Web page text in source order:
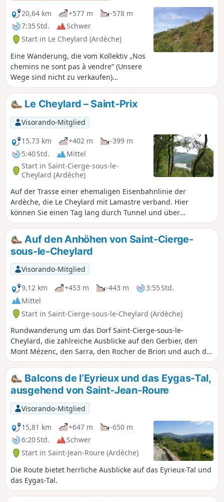
20,64 km
+577 m
-578 m
7:35 Std.
Schwer
Start in Le Cheylard (Ardèche)
Eine Wanderung, die vom Kollektiv „Nos
chemins ne sont pas à vendre” (Unsere
Wege sind nicht zu verkaufen)
vorgeschlagen wird. Sehr schöne
Tageswanderung auf einem Südbalkon,
die durch alte Weiler mit Panoramablick
auf das Eyrieux-Tal führt. Diese Route
wird seit mehreren Jahren von der
berühmten „Cheminote” genutzt, einer
Wanderung für die breite Öffentlichkeit,
die Le Cheylard mit Saint-Martin-de-
Valamas verbindet.
Le Cheylard – Saint-Prix
Visorando-Mitglied
15,73 km
+402 m
-399 m
5:40 Std.
Mittel
Start in Saint-Cierge-sous-le-
Cheylard (Ardèche)
Auf der Trasse einer ehemaligen Eisenbahnlinie der
Ardèche, die Le Cheylard mit Lamastre verband. Hier
können Sie einen Tag lang durch Tunnel und über
majestätische alte Brücken gehen, wie man sie heute nicht
mehr baut, und das Tal von Sumène auf eine andere Art
(wieder)entdecken.
Auf den Anhöhen von Saint-Cierge-
sous-le-Cheylard
Visorando-Mitglied
9,12 km
+453 m -443 m
3:55 Std.
Mittel
Start in Saint-Cierge-sous-le-Cheylard (Ardèche)
Rundwanderung um das Dorf Saint-Cierge-sous-le-
Cheylard, die zahlreiche Ausblicke auf den Gerbier, den
Mont Mézenc, den Sarra, den Rocher de Brion und auch die
Kapelle von Soutron bietet. Nach einem schönen Aufstieg
durch das Unterholz bieten sich herrliche Ausblicke auf den
Lac de Collanges, die Dose Via und das Viadukt von Ball.
Balcons de l’Eyrieux und das Eygas-Tal,
ausgehend von Saint-Jean-Roure
Visorando-Mitglied
15,81 km
+647 m
-650 m
6:20 Std.
Schwer
Start in Saint-Jean-Roure (Ardèche)
Die Route bietet herrliche Ausblicke auf das Eyrieux-Tal und
das Eygas-Tal.